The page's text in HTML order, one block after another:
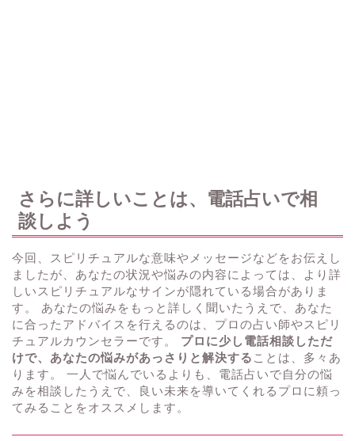
さらに詳しいことは、電話占いで相
談しよう
今回、スピリチュアルな意味やメッセージなどをお伝えし
ましたが、あなたの状況や悩みの内容によっては、より詳
しいスピリチュアルなサインが隠れている場合がありま
す。 あなたの悩みをもっと詳しく聞いたうえで、あなた
に合ったアドバイスを行えるのは、プロの占い師やスピリ
チュアルカウンセラーです。 プロに少し電話相談しただ
けで、あなたの悩みがあっさりと解決する ことは、多々あ
ります。 一人で悩んでいるよりも、電話占いで自分の悩
みを相談したうえで、良い未来を導いてくれるプロに頼っ
てみることをオススメします。